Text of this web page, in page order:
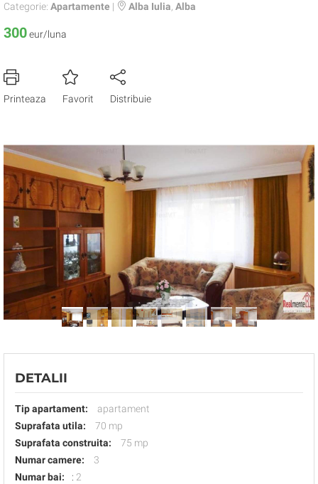
Categorie: Apartamente | Alba Iulia Alba
300eur/luna
Printeaza Favorit Distribuie
DETALII
Tip apartament:
apartament
Suprafata utila:
70 mp
Suprafata construita:
75 mp
Numar camere:
3
Numar bai:
: 2